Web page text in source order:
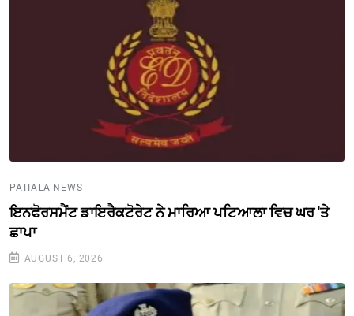
PATIALA NEWS
ਇਨਫੋਰਸਮੈਂਟ ਡਾਇਰੈਕਟੋਰੇਟ ਨੇ ਮਾਰਿਆ ਪਟਿਆਲਾ ਵਿਚ ਘਰ 'ਤੇ
ਛਾਪਾ
AUGUST 6, 2026